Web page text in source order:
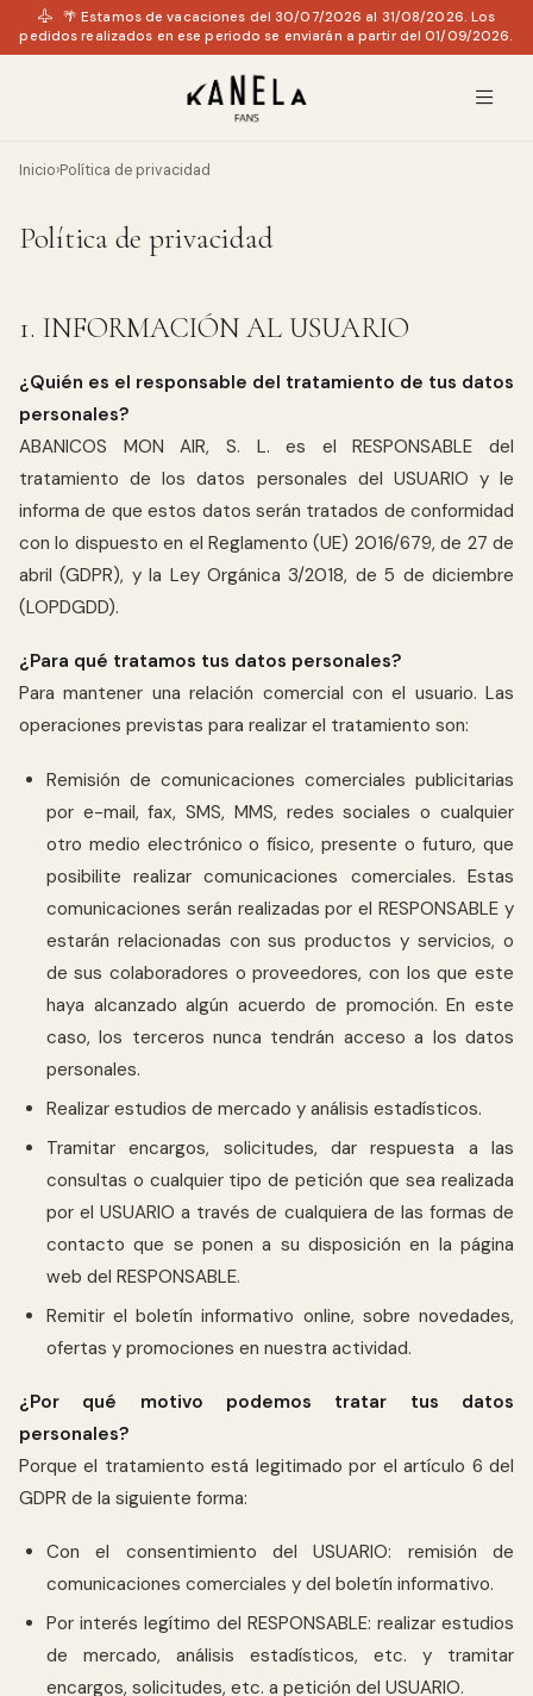
🌴 Estamos de vacaciones del 30/07/2026 al 31/08/2026. Los
pedidos realizados en ese periodo se enviarán a partir del 01/09/2026.
Inicio›Política de privacidad
Política de privacidad
1. INFORMACIÓN AL USUARIO
¿Quién es el responsable del tratamiento de tus datos
personales?
ABANICOS MON AIR, S. L. es el RESPONSABLE del
tratamiento de los datos personales del USUARIO y le
informa de que estos datos serán tratados de conformidad
con lo dispuesto en el Reglamento (UE) 2016/679, de 27 de
abril (GDPR), y la Ley Orgánica 3/2018, de 5 de diciembre
(LOPDGDD).
¿Para qué tratamos tus datos personales?
Para mantener una relación comercial con el usuario. Las
operaciones previstas para realizar el tratamiento son:
Remisión de comunicaciones comerciales publicitarias
por e-mail, fax, SMS, MMS, redes sociales o cualquier
otro medio electrónico o físico, presente o futuro, que
posibilite realizar comunicaciones comerciales. Estas
comunicaciones serán realizadas por el RESPONSABLE y
estarán relacionadas con sus productos y servicios, o
de sus colaboradores o proveedores, con los que este
haya alcanzado algún acuerdo de promoción. En este
caso, los terceros nunca tendrán acceso a los datos
personales.
Realizar estudios de mercado y análisis estadísticos.
Tramitar encargos, solicitudes, dar respuesta a las
consultas o cualquier tipo de petición que sea realizada
por el USUARIO a través de cualquiera de las formas de
contacto que se ponen a su disposición en la página
web del RESPONSABLE.
Remitir el boletín informativo online, sobre novedades,
ofertas y promociones en nuestra actividad.
¿Por qué motivo podemos tratar tus datos
personales?
Porque el tratamiento está legitimado por el artículo 6 del
GDPR de la siguiente forma:
Con el consentimiento del USUARIO: remisión de
comunicaciones comerciales y del boletín informativo.
Por interés legítimo del RESPONSABLE: realizar estudios
de mercado, análisis estadísticos, etc. y tramitar
encargos, solicitudes, etc. a petición del USUARIO.